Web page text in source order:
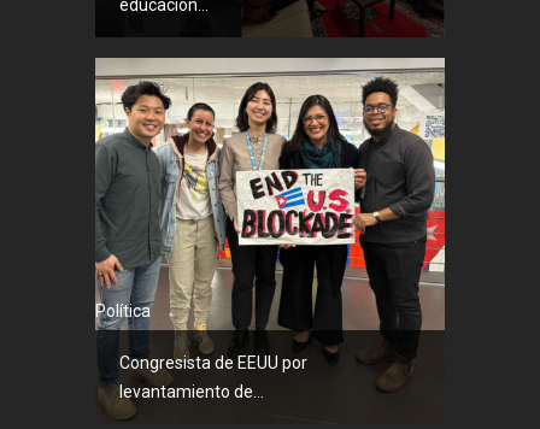
educación...
Política
Congresista de EEUU por
levantamiento de...